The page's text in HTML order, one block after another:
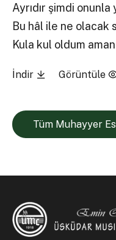
Ayrıdır şimdi onunla
Bu hâl ile ne olacak
Kula kul oldum aman
İndir Görüntüle
Tüm Muhayyer